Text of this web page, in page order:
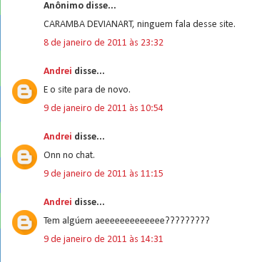
Anônimo disse...
CARAMBA DEVIANART, ninguem fala desse site.
8 de janeiro de 2011 às 23:32
Andrei disse...
E o site para de novo.
9 de janeiro de 2011 às 10:54
Andrei disse...
Onn no chat.
9 de janeiro de 2011 às 11:15
Andrei disse...
Tem algúem aeeeeeeeeeeeee?????????
9 de janeiro de 2011 às 14:31